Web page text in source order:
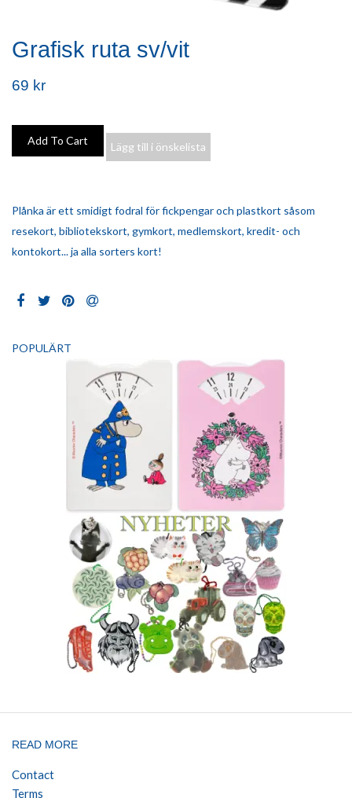
Grafisk ruta sv/vit
69 kr
Lägg till i önskelista
Plånka är ett smidigt fodral för fickpengar och plastkort såsom
resekort, bibliotekskort, gymkort, medlemskort, kredit- och
kontokort... ja alla sorters kort!
POPULÄRT
READ MORE
Contact
Terms